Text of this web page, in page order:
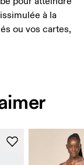
à la
ou vos cartes,